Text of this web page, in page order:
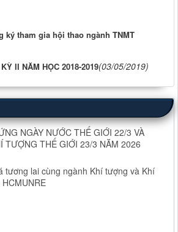
ký tham gia hội thao ngành TNMT
II NĂM HỌC 2018-2019(03/05/2019)
NGÀY NƯỚC THẾ GIỚI 22/3 VÀ
TƯỢNG THẾ GIỚI 23/3 NĂM 2026
tương lai cùng ngành Khí tượng và Khí